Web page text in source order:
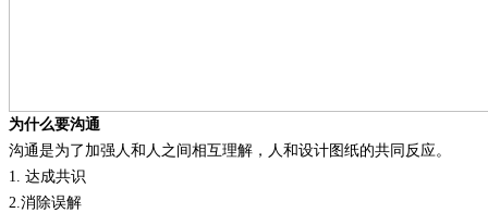
为什么要沟通
沟通是为了加强人和人之间相互理解，人和设计图纸的共同反应。
1.
达成共识
2. 消除误解